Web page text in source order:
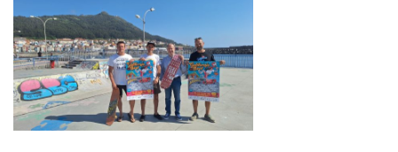
DESPÍDESE
O
VINDEIRO
23
DE
XULLO
CO
CONCERTO